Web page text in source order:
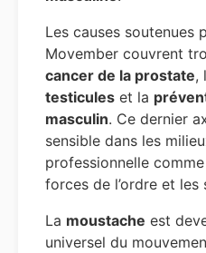
Les causes soutenues
Movember couvrent
cancer de la prostate,
testicules et la
masculin. Ce dernier
sensible dans les
professionnelle
forces de l’ordre et les
La moustache est
universel du